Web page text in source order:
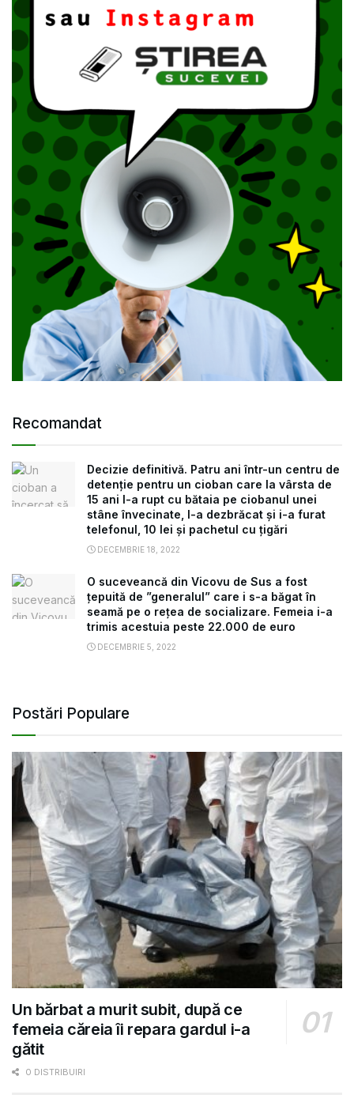
Recomandat
Decizie definitivă. Patru ani într-un centru de
detenție pentru un cioban care la vârsta de
15 ani l-a rupt cu bătaia pe ciobanul unei
stâne învecinate, l-a dezbrăcat și i-a furat
telefonul, 10 lei și pachetul cu țigări
DECEMBRIE 18, 2022
O suceveancă din Vicovu de Sus a fost
țepuită de ”generalul” care i s-a băgat în
seamă pe o rețea de socializare. Femeia i-a
trimis acestuia peste 22.000 de euro
DECEMBRIE 5, 2022
Postări Populare
Un bărbat a murit subit, după ce
femeia căreia îi repara gardul i-a
gătit
0 DISTRIBUIRI